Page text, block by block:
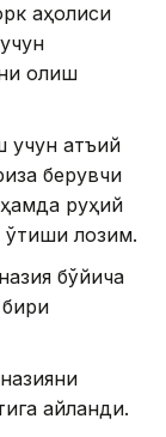
аҳолиси
олиш
қатъий
берувчи
руҳий
ўтиши лозим.
бўйича
бири
айланди.